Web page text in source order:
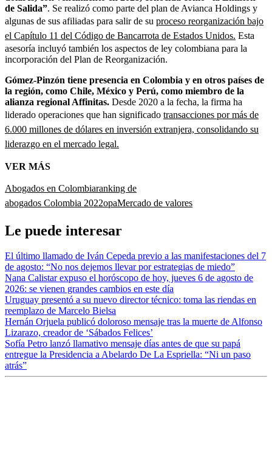
de Salida”. Se realizó como parte del plan de Avianca Holdings y
algunas de sus afiliadas para salir de su proceso reorganización bajo
el Capítulo 11 del Código de Bancarrota de Estados Unidos. Esta
asesoría incluyó también los aspectos de ley colombiana para la
incorporación del Plan de Reorganización.
Gómez-Pinzón tiene presencia en Colombia y en otros países de
la región, como Chile, México y Perú, como miembro de la
alianza regional Affinitas. Desde 2020 a la fecha, la firma ha
liderado operaciones que han significado transacciones por más de
6.000 millones de dólares en inversión extranjera, consolidando su
liderazgo en el mercado legal.
VER MÁS
Abogados en Colombiaranking de
abogados Colombia 2022opaMercado de valores
Le puede interesar
El último llamado de Iván Cepeda previo a las manifestaciones del 7
de agosto: “No nos dejemos llevar por estrategias de miedo”
Nana Calistar expuso el horóscopo de hoy, jueves 6 de agosto de
2026: se vienen grandes cambios en este día
Uruguay presentó a su nuevo director técnico: toma las riendas en
reemplazo de Marcelo Bielsa
Hernán Orjuela publicó doloroso mensaje tras la muerte de Alfonso
Lizarazo, creador de ‘Sábados Felices’
Sofía Petro lanzó llamativo mensaje días antes de que su papá
entregue la Presidencia a Abelardo De La Espriella: “Ni un paso
atrás”